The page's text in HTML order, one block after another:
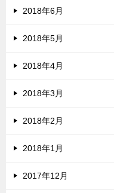
2018年6月
2018年5月
2018年4月
2018年3月
2018年2月
2018年1月
2017年12月